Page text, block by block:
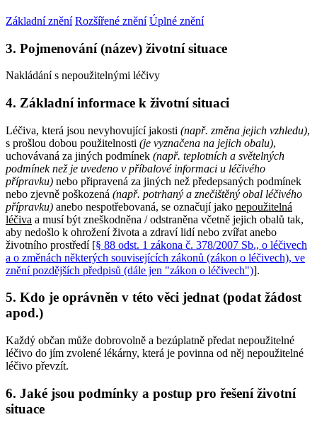
Základní znění Rozšířené znění Úplné znění
3. Pojmenování (název) životní situace
Nakládání s nepoužitelnými léčivy
4. Základní informace k životní situaci
Léčiva, která jsou nevyhovující jakosti (např. změna jejich vzhledu),
s prošlou dobou použitelnosti (je vyznačena na jejich obalu),
uchovávaná za jiných podmínek (např. teplotních a světelných
podmínek než je uvedeno v příbalové informaci u léčivého
přípravku) nebo připravená za jiných než předepsaných podmínek
nebo zjevně poškozená (např. potrhaný a znečištěný obal léčivého
přípravku) anebo nespotřebovaná, se označují jako nepoužitelná
léčiva a musí být zneškodněna / odstraněna včetně jejich obalů tak,
aby nedošlo k ohrožení života a zdraví lidí nebo zvířat anebo
životního prostředí [§ 88 odst. 1 zákona č. 378/2007 Sb., o léčivech
a o změnách některých souvisejících zákonů (zákon o léčivech), ve
znění pozdějších předpisů (dále jen "zákon o léčivech")].
5. Kdo je oprávněn v této věci jednat (podat žádost
apod.)
Každý občan může dobrovolně a bezúplatně předat nepoužitelné
léčivo do jím zvolené lékárny, která je povinna od něj nepoužitelné
léčivo převzít.
6. Jaké jsou podmínky a postup pro řešení životní
situace